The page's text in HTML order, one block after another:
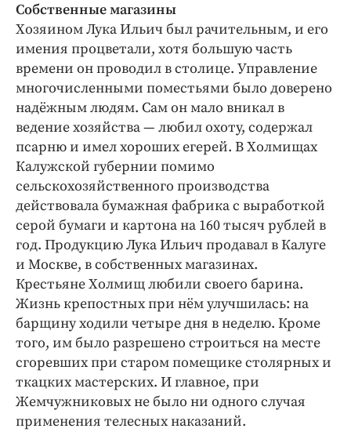
Собственные магазины
Хозяином Лука Ильич был рачительным, и его
имения процветали, хотя большую часть
времени он проводил в столице. Управление
многочисленными поместьями было доверено
надёжным людям. Сам он мало вникал в
ведение хозяйства — ​любил охоту, содержал
псарню и имел хороших егерей. В Холмищах
Калужской губернии помимо
сельскохозяйственного производства
действовала бумажная фабрика с выработкой
серой бумаги и картона на 160 тысяч руб­лей в
год. Продукцию Лука Ильич продавал в Калуге
и Москве, в собственных магазинах.
Крестьяне Холмищ любили своего барина.
Жизнь крепостных при нём улучшилась: на
барщину ходили четыре дня в неделю. Кроме
того, им было разрешено строиться на месте
сгоревших при старом помещике столярных и
ткацких мастерских. И главное, при
Жемчужниковых не было ни одного случая
применения телесных наказаний.